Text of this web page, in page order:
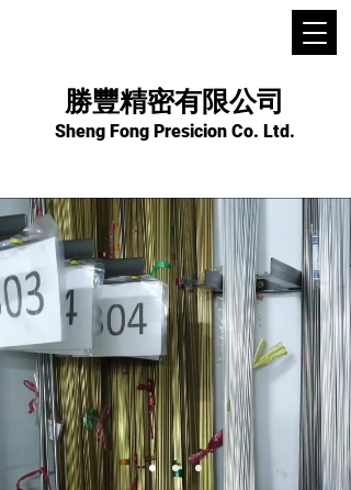
勝豐精密有限公司
Sheng Fong Presicion Co. Ltd.